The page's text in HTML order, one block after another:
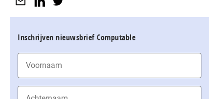
Inschrijven nieuwsbrief Computable